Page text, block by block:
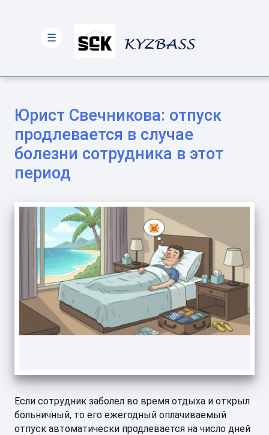
Юрист Свечникова: отпуск
продлевается в случае
болезни сотрудника в этот
период
Если сотрудник заболел во время отдыха и открыл
больничный, то его ежегодный оплачиваемый
отпуск автоматически продлевается на число дней
☰